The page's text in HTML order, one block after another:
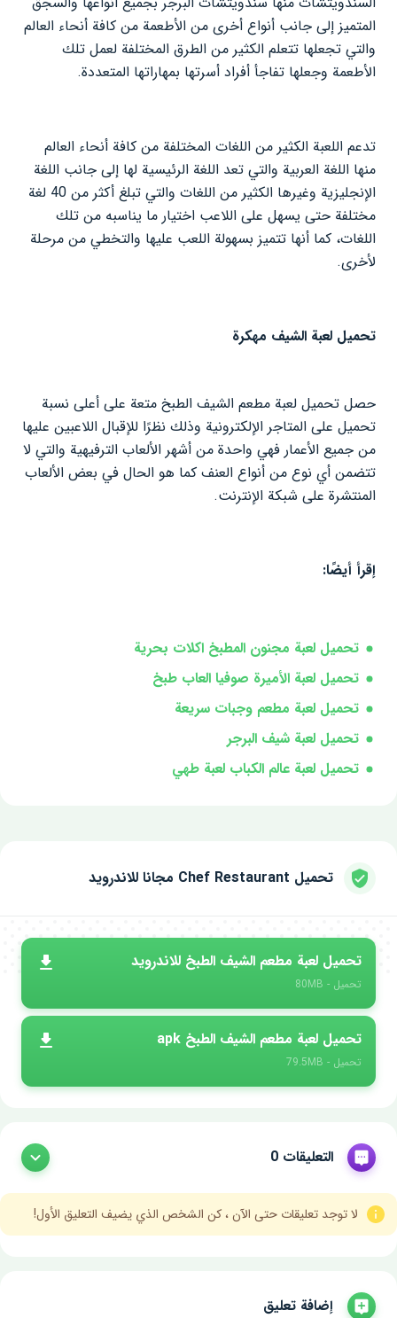
المتميز إلى جانب أنواع أخرى من الأطعمة من كافة أنحاء العالم
والتي تجعلها تتعلم الكثير من الطرق المختلفة لعمل تلك
الأطعمة وجعلها تفاجأ أفراد أسرتها بمهاراتها المتعددة.
تدعم اللعبة الكثير من اللغات المختلفة من كافة أنحاء العالم
منها اللغة العربية والتي تعد اللغة الرئيسية لها إلى جانب اللغة
الإنجليزية وغيرها الكثير من اللغات والتي تبلغ أكثر من 40 لغة
مختلفة حتى يسهل على اللاعب اختيار ما يناسبه من تلك
اللغات، كما أنها تتميز بسهولة اللعب عليها والتخطي من مرحلة
لأخرى.
تحميل لعبة الشيف مهكرة
حصل تحميل لعبة مطعم الشيف الطبخ متعة على أعلى نسبة
تحميل على المتاجر الإلكترونية وذلك نظرًا للإقبال اللاعبين عليها
من جميع الأعمار فهي واحدة من أشهر الألعاب الترفيهية والتي لا
تتضمن أي نوع من أنواع العنف كما هو الحال في بعض الألعاب
المنتشرة على شبكة الإنترنت.
إقرأ أيضًا:
تحميل لعبة مجنون المطبخ اكلات بحرية
تحميل لعبة الأميرة صوفيا العاب طبخ
تحميل لعبة مطعم وجبات سريعة
تحميل لعبة شيف البرجر
تحميل لعبة عالم الكباب لعبة طهي
تحميل Chef Restaurant مجانا للاندرويد
تحميل لعبة مطعم الشيف الطبخ للاندرويد
تحميل - 80MB
تحميل لعبة مطعم الشيف الطبخ apk
تحميل - 79.5MB
التعليقات 0
لا توجد تعليقات حتى الآن ، كن الشخص الذي يضيف التعليق الأول!
إضافة تعليق